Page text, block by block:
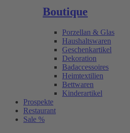
Boutique
Porzellan & Glas
Haushaltswaren
Geschenkartikel
Dekoration
Badaccessoires
Heimtextilien
Bettwaren
Kinderartikel
Prospekte
Restaurant
Sale %